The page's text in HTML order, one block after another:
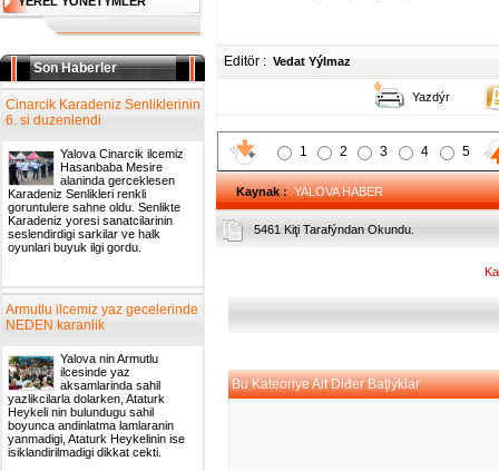
Editör : Vedat Yýlmaz
Yazdýr
1 2 3 4 5
Kaynak: YALOVA HABER
5461 Kiţi Tarafýndan Okundu.
Bu Kateoriye Ait Diđer Baţlýklar
Son Haberler
Cinarcik Karadeniz Senliklerinin
6. si duzenlendi
Yalova Cinarcik ilcemiz
Hasanbaba Mesire
alaninda gerceklesen
Karadeniz Senlikleri renkli
goruntulere sahne oldu. Senlikte
Karadeniz yoresi sanatcilarinin
seslendirdigi sarkilar ve halk
oyunlari buyuk ilgi gordu.
Armutlu ilcemiz yaz gecelerinde
NEDEN karanlik
Yalova nin Armutlu
ilcesinde yaz
aksamlarinda sahil
yazlikcilarla dolarken, Ataturk
Heykeli nin bulundugu sahil
boyunca andinlatma lamlaranin
yanmadigi, Ataturk Heykelinin ise
isiklandirilmadigi dikkat cekti.